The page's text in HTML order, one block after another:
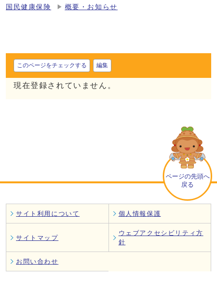
国民健康保険
概要・お知らせ
このページをチェックする 編集
現在登録されていません。
ページの先頭へ
戻る
サイト利用について 個人情報保護
サイトマップ
ウェブアクセシビリティ方
針
お問い合わせ